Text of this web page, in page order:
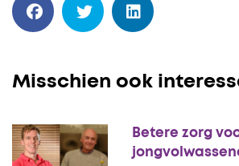
Misschien ook
Betere zorg